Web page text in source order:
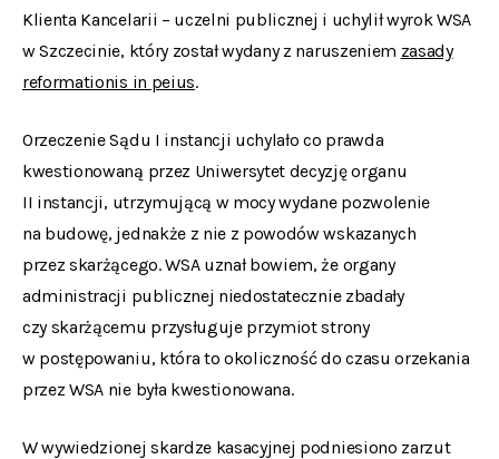
Klienta Kancelarii – uczelni publicznej i uchylił wyrok WSA
w Szczecinie, który został wydany z naruszeniem zasady
reformationis in peius.
Orzeczenie Sądu I instancji uchylało co prawda
kwestionowaną przez Uniwersytet decyzję organu
II instancji, utrzymującą w mocy wydane pozwolenie
na budowę, jednakże z nie z powodów wskazanych
przez skarżącego. WSA uznał bowiem, że organy
administracji publicznej niedostatecznie zbadały
czy skarżącemu przysługuje przymiot strony
w postępowaniu, która to okoliczność do czasu orzekania
przez WSA nie była kwestionowana.
W wywiedzionej skardze kasacyjnej podniesiono zarzut